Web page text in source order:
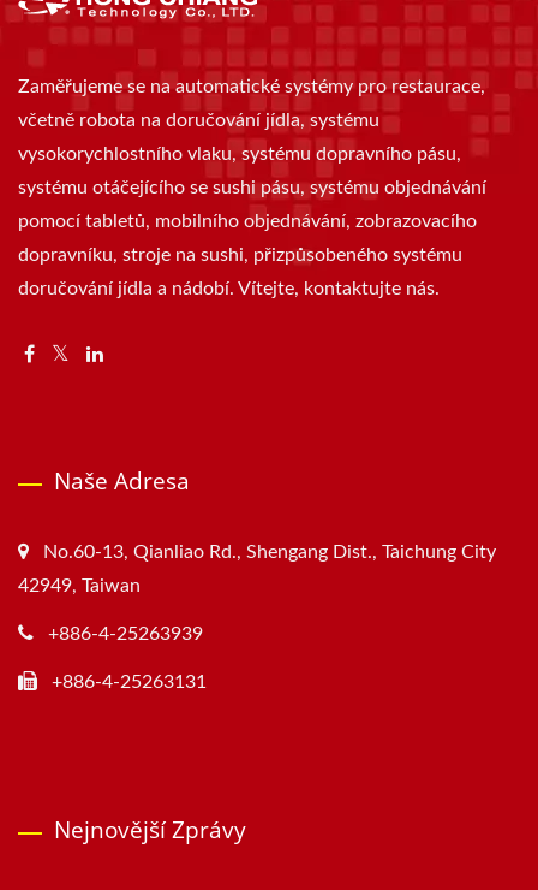
Zaměřujeme se na automatické systémy pro restaurace,
včetně robota na doručování jídla, systému
vysokorychlostního vlaku, systému dopravního pásu,
systému otáčejícího se sushi pásu, systému objednávání
pomocí tabletů, mobilního objednávání, zobrazovacího
dopravníku, stroje na sushi, přizpůsobeného systému
doručování jídla a nádobí. Vítejte, kontaktujte nás.
Naše Adresa
No.60-13, Qianliao Rd., Shengang Dist., Taichung City
42949, Taiwan
+886-4-25263939
+886-4-25263131
Nejnovější Zprávy